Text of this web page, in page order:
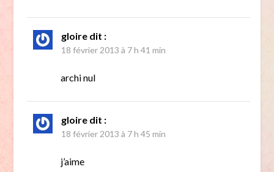
gloire dit :
18 février 2013 à 7 h 41 min
archi nul
gloire dit :
18 février 2013 à 7 h 45 min
j’aime